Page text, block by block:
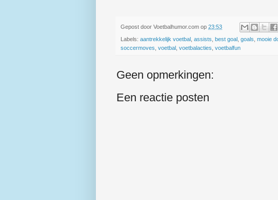
Gepost door Voetbalhumor.com op 23:53
Labels: aantrekkelijk voetbal assists best goal goals mooie
soccermoves voetbal voetbalacties voetbalfun
Geen opmerkingen:
Een reactie posten